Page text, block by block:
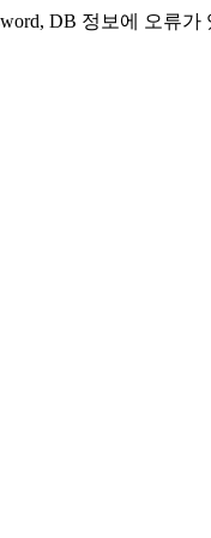
DB 정보에 오류가